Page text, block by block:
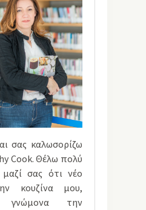
σας καλωσορίζω
Cook. Θέλω πολύ
σας ότι νέο
κουζίνα μου,
την